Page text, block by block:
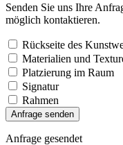
Senden Sie uns Ihre
möglich kontaktieren.
Rückseite des
Materialien und
Platzierung im Raum
Signatur
Rahmen
Anfrage senden
Anfrage gesendet